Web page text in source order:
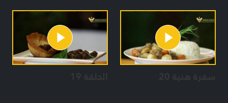
سفرة هنية 20 الحلقة 19